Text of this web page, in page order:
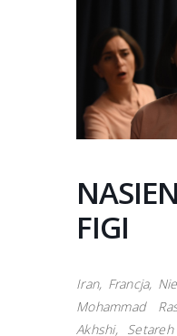
FIGI
Iran, Francja,
Mohammad
Akhshi,